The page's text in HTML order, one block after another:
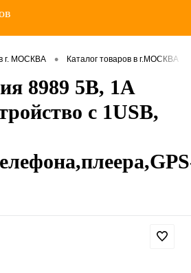
г. МОСКВА • Каталог товаров в г.МОСКВА
8989 5В, 1А
с 1USB,